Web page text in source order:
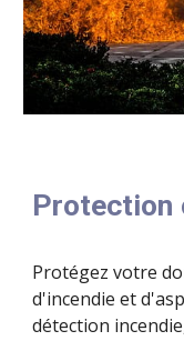
Protection
Protégez votre
d'incendie et
détection